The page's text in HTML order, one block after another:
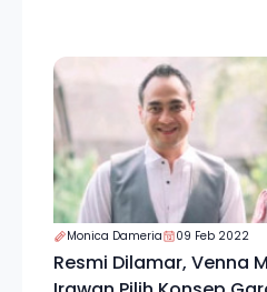
Monica Dameria 09 Feb 2022
Resmi Dilamar, Venna